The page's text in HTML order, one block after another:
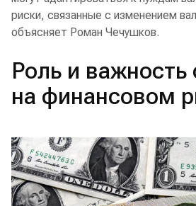
риски, связанные с изменением
объясняет Роман Чечушков.
Роль и важность
на финансовом